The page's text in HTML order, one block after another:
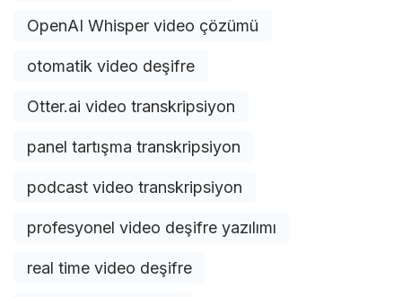
OpenAI Whisper video çözümü
otomatik video deşifre
Otter.ai video transkripsiyon
panel tartışma transkripsiyon
podcast video transkripsiyon
profesyonel video deşifre yazılımı
real time video deşifre